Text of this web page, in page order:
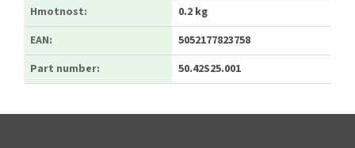
Hmotnost:
0.2 kg
EAN:
5052177823758
Part number: 50.42S25.001